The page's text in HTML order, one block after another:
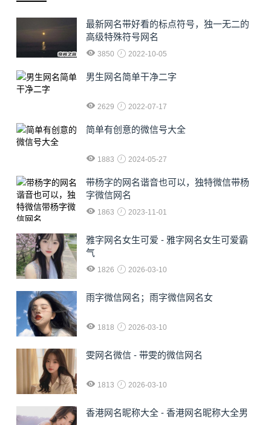
最新网名带好看的标点符号，独一无二的
高级特殊符号网名
3850 2022-10-05
男生网名简单干净二字
2629 2022-07-17
简单有创意的微信号大全
1883 2024-05-27
​带杨字的网名谐音也可以，独特微信带杨
字微信网名
1863 2023-11-01
雅字网名女生可爱 - 雅字网名女生可爱霸
气
1826 2026-03-10
雨字微信网名；雨字微信网名女
1818 2026-03-10
雯网名微信 - 带雯的微信网名
1813 2026-03-10
香港网名昵称大全 - 香港网名昵称大全男